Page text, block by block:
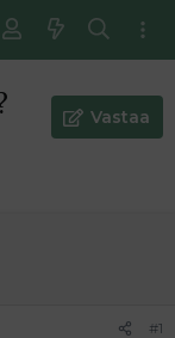
Vastaa
#1